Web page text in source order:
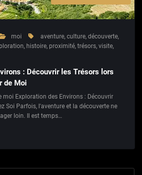
moi aventure, culture, découverte,
, histoire, proximité, trésors, visite,
: Découvrir les Trésors lors
de Moi
moi Exploration des Environs : Découvrir
Soi Parfois, l'aventure et la découverte ne
loin. Il est temps…